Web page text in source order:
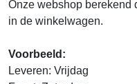
Onze webshop berekend
in de winkelwagen.
Voorbeeld:
Leveren: Vrijdag